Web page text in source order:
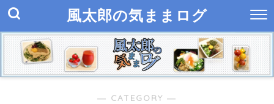
風太郎の気ままログ
― CATEGORY ―